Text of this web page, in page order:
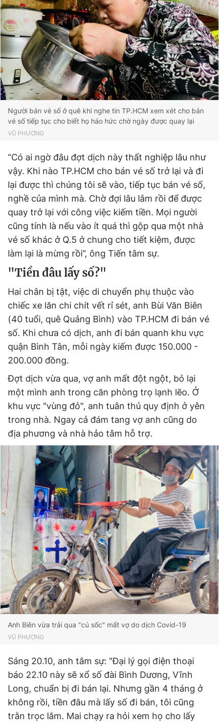
Người bán vé số ở quê khi nghe tin TP.HCM xem xét cho bán
vé số tiếp tục cho biết họ háo hức chờ ngày được quay lại
VŨ PHƯỢNG
“Có ai ngờ đâu đợt dịch này thất nghiệp lâu như
vậy. Khi nào TP.HCM cho bán vé số trở lại và đi
lại được thì chúng tôi sẽ vào, tiếp tục bán vé số,
nghề của mình mà. Chờ đợi lâu lắm rồi để được
quay trở lại với công việc kiếm tiền. Mọi người
cũng tính là nếu vào ít quá thì gộp qua một nhà
vé số khác ở Q.5 ở chung cho tiết kiệm, được
làm lại là mừng rồi”, ông Tiến tâm sự.
"Tiền đâu lấy số?"
Hai chân bị tật, việc di chuyển phụ thuộc vào
chiếc xe lăn chi chít vết rỉ sét, anh Bùi Văn Biên
(40 tuổi, quê Quảng Bình) vào TP.HCM đi bán vé
số. Khi chưa có dịch, anh đi bán quanh khu vực
quận Bình Tân, mỗi ngày kiếm được 150.000 -
200.000 đồng.
Đợt dịch vừa qua, vợ anh mất đột ngột, bỏ lại
một mình anh trong căn phòng trọ lạnh lẽo. Ở
khu vực "vùng đỏ", anh tuân thủ quy định ở yên
trong nhà. Ngay cả đám tang vợ anh cũng do
địa phương và nhà hảo tâm hỗ trợ.
Anh Biên vừa trải qua "cú sốc" mất vợ do dịch Covid-19
VŨ PHƯỢNG
Sáng 20.10, anh tâm sự: "Đại lý gọi điện thoại
báo 22.10 này sẽ xổ số đài Bình Dương, Vĩnh
Long, chuẩn bị đi bán lại. Nhưng gần 4 tháng ở
không rồi, tiền đâu mà lấy số đi bán, tôi cũng
trằn trọc lắm. Mai chạy ra hỏi xem họ cho lấy